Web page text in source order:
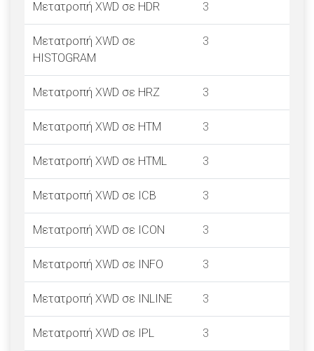
Μετατροπή XWD σε HDR 3
Μετατροπή XWD σε
HISTOGRAM
3
Μετατροπή XWD σε HRZ 3
Μετατροπή XWD σε HTM 3
Μετατροπή XWD σε HTML 3
Μετατροπή XWD σε ICB 3
Μετατροπή XWD σε ICON 3
Μετατροπή XWD σε INFO 3
Μετατροπή XWD σε INLINE 3
Μετατροπή XWD σε IPL 3